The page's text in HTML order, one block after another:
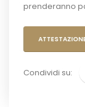
prenderanno
Condividi su: